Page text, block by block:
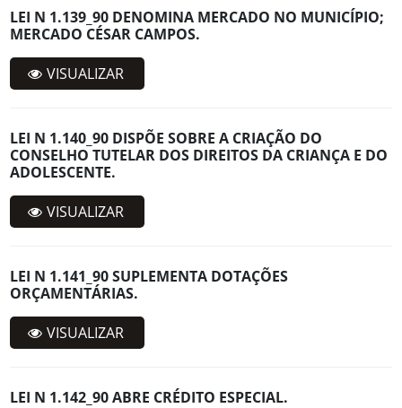
LEI N 1.139_90 DENOMINA MERCADO NO MUNICÍPIO;
MERCADO CÉSAR CAMPOS.
VISUALIZAR
LEI N 1.140_90 DISPÕE SOBRE A CRIAÇÃO DO
CONSELHO TUTELAR DOS DIREITOS DA CRIANÇA E DO
ADOLESCENTE.
VISUALIZAR
LEI N 1.141_90 SUPLEMENTA DOTAÇÕES
ORÇAMENTÁRIAS.
VISUALIZAR
LEI N 1.142_90 ABRE CRÉDITO ESPECIAL.